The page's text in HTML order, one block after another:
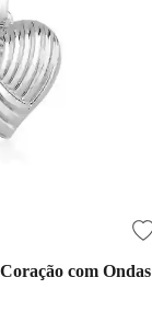
com Ondas